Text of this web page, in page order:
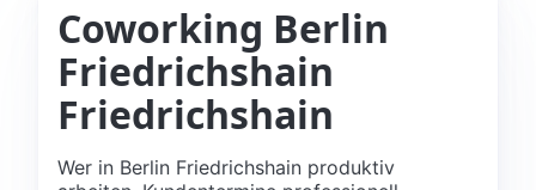
Coworking Berlin
Friedrichshain
Friedrichshain
Wer in Berlin Friedrichshain produktiv